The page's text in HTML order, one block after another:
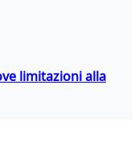
limitazioni alla